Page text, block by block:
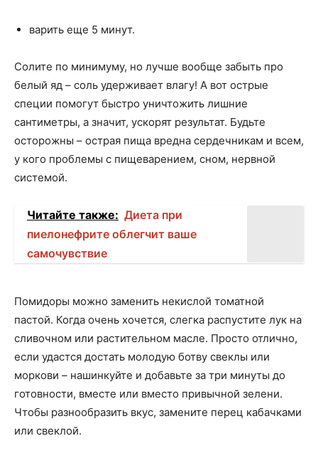
варить еще 5 минут.
Солите по минимуму, но лучше вообще забыть про
белый яд – соль удерживает влагу! А вот острые
специи помогут быстро уничтожить лишние
сантиметры, а значит, ускорят результат. Будьте
осторожны – острая пища вредна сердечникам и всем,
у кого проблемы с пищеварением, сном, нервной
системой.
Читайте также: Диета при
пиелонефрите облегчит ваше
самочувствие
Помидоры можно заменить некислой томатной
пастой. Когда очень хочется, слегка распустите лук на
сливочном или растительном масле. Просто отлично,
если удастся достать молодую ботву свеклы или
моркови – нашинкуйте и добавьте за три минуты до
готовности, вместе или вместо привычной зелени.
Чтобы разнообразить вкус, замените перец кабачками
или свеклой.